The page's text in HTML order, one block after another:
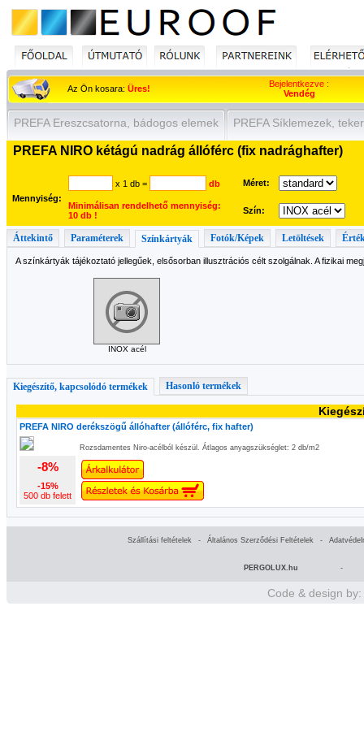
Az Ön kosara: Üres!
Bejelentkezve :
Vendég
PREFA Ereszcsatorna, bádogos elemek PREFA Síklemezek,
PREFA NIRO kétágú nadrág állóférc (fix nadrághafter)
Mennyiség:
x 1 db = db Méret:
Minimálisan rendelhető mennyiség:
10 db !
Szín:
Áttekintő Paraméterek Színkártyák Fotók/Képek Letöltések
A színkártyák tájékoztató jellegűek, elsősorban illusztrációs célt szolgálnak. A fizikai
INOX acél
Kiegészítő, kapcsolódó termékek Hasonló termékek
PREFA NIRO derékszögű állóhafter (állóférc, fix hafter)
Rozsdamentes Niro-acélból készül. Átlagos anyagszükséglet: 2 db/m2
-8%
-15%
500 db felett
Szállítási feltételek - Általános Szerződési Feltételek -
PERGOLUX.hu -
Code & design by: